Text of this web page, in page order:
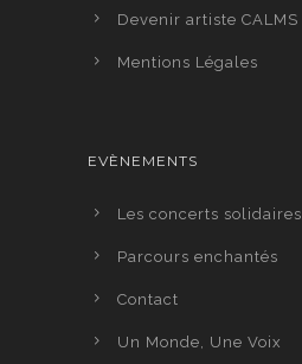
Devenir artiste CALMS
Mentions Légales
EVÈNEMENTS
Les concerts solidaires
Parcours enchantés
Contact
Un Monde, Une Voix